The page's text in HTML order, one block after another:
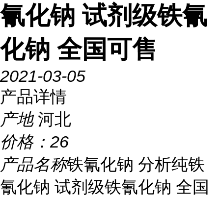
氰化钠 试剂级铁氰
化钠 全国可售
2021-03-05
产品详情
产地 河北
价格： 26
产品名称铁氰化钠 分析纯铁
氰化钠 试剂级铁氰化钠 全国